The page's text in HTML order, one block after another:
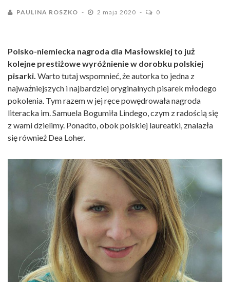
PAULINA ROSZKO 2 maja 2020 0
Polsko-niemiecka nagroda dla Masłowskiej to już
kolejne prestiżowe wyróżnienie w dorobku polskiej
pisarki. Warto tutaj wspomnieć, że autorka to jedna z
najważniejszych i najbardziej oryginalnych pisarek młodego
pokolenia. Tym razem w jej ręce powędrowała nagroda
literacka im. Samuela Bogumiła Lindego, czym z radością się
z wami dzielimy. Ponadto, obok polskiej laureatki, znalazła
się również Dea Loher.